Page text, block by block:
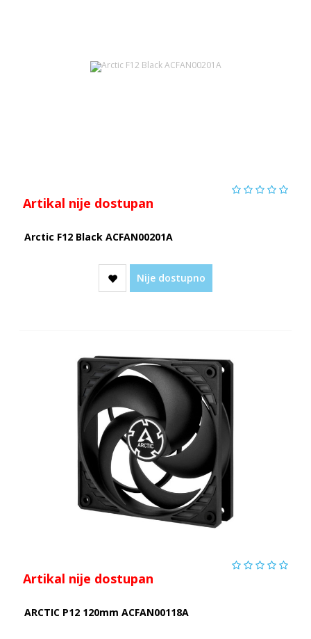
Artikal nije dostupan
Arctic F12 Black ACFAN00201A
Nije dostupno
Artikal nije dostupan
ARCTIC P12 120mm ACFAN00118A